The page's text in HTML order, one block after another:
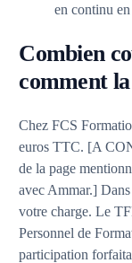
en continu
Combien
comment
Chez FCS
euros TTC. [A
de la page
avec Ammar.] Dans
votre charge. Le
Personnel de
participation